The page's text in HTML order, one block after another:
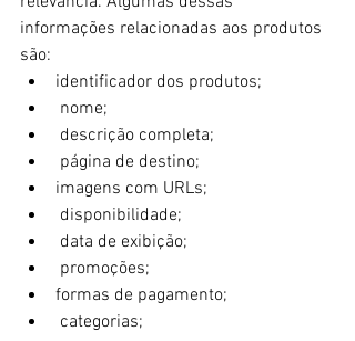
informações relacionadas aos produtos
são:
identificador dos produtos;
nome;
descrição completa;
página de destino;
imagens com URLs;
disponibilidade;
data de exibição;
promoções;
formas de pagamento;
categorias;